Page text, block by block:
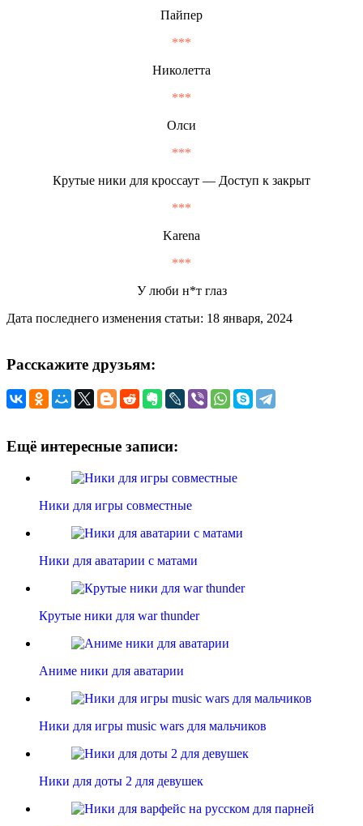
Пайпер
***
Николетта
***
Олси
***
Крутые ники для кроссаут — Доступ к закрыт
***
Karena
***
У люби н*т глаз
Дата последнего изменения статьи: 18 января, 2024
Расскажите друзьям:
Ещё интересные записи:
Ники для игры совместные
Ники для аватарии с матами
Крутые ники для war thunder
Аниме ники для аватарии
Ники для игры music wars для мальчиков
Ники для доты 2 для девушек